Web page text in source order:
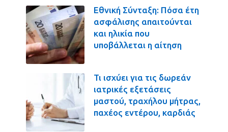
Εθνική Σύνταξη: Πόσα έτη
ασφάλισης απαιτούνται
και ηλικία που
υποβάλλεται η αίτηση
Τι ισχύει για τις δωρεάν
ιατρικές εξετάσεις
μαστού, τραχήλου μήτρας,
παχέος εντέρου, καρδιάς